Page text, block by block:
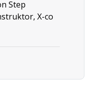
Step
X-co